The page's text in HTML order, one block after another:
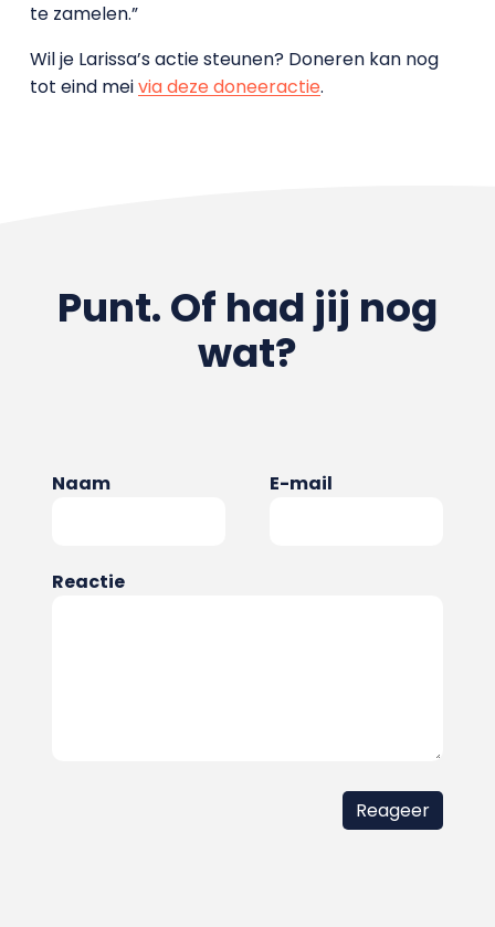
te zamelen.”
Wil je Larissa’s actie steunen? Doneren kan nog
tot eind meivia deze doneeractie.
Punt. Of had jij nog
wat?
Naam E-mail
Reactie